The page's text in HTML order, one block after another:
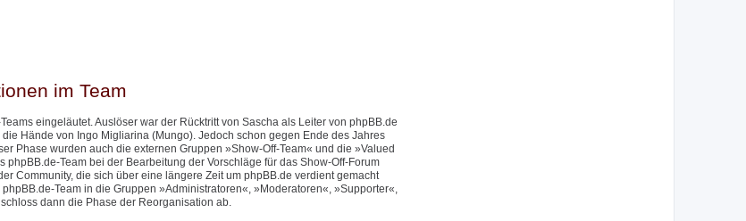
im Team
eingeläutet. Auslöser war der Rücktritt von Sascha als Leiter von phpBB.de
Hände von Ingo Migliarina (Mungo). Jedoch schon gegen Ende des Jahres
Phase wurden auch die externen Gruppen »Show-Off-Team« und die »Valued
Team bei der Bearbeitung der Vorschläge für das Show-Off-Forum
Community, die sich über eine längere Zeit um phpBB.de verdient gemacht
Team in die Gruppen »Administratoren«, »Moderatoren«, »Supporter«,
dann die Phase der Reorganisation ab.